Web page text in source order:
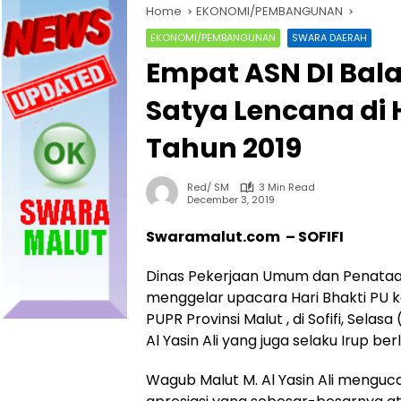
Home EKONOMI/PEMBANGUNAN
EKONOMI/PEMBANGUNAN SWARA DAERAH
Empat ASN DI
Satya Lencana di
Tahun 2019
Red/ SM
3 Min Read
December 3, 2019
Swaramalut.com – SOFIFI
Dinas Pekerjaan Umum dan
menggelar upacara Hari Bhakti PU
PUPR Provinsi Malut , di Sofifi,
Al Yasin Ali yang juga selaku Irup
Wagub Malut M. Al Yasin Ali